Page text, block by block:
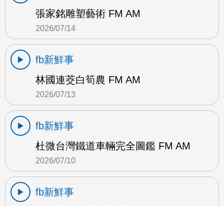
張家銘雕塑藝術 FM AM
2026/07/14
fb新鮮事
林國連茭白筍農 FM AM
2026/07/13
fb新鮮事
杜微台灣鐵道車輛完全圖鑑 FM AM
2026/07/10
fb新鮮事